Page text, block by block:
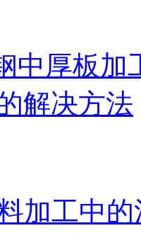
中厚板加
解决方法
加工中